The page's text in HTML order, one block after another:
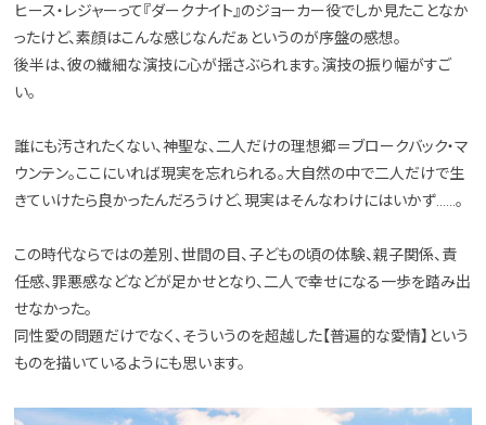
ヒース・レジャーって『ダークナイト』のジョーカー役でしか見たことなか
ったけど、素顔はこんな感じなんだぁというのが序盤の感想。
後半は、彼の繊細な演技に心が揺さぶられます。演技の振り幅がすご
い。
誰にも汚されたくない、神聖な、二人だけの理想郷＝ブロークバック・マ
ウンテン。ここにいれば現実を忘れられる。大自然の中で二人だけで生
きていけたら良かったんだろうけど、現実はそんなわけにはいかず……。
この時代ならではの差別、世間の目、子どもの頃の体験、親子関係、責
任感、罪悪感などなどが足かせとなり、二人で幸せになる一歩を踏み出
せなかった。
同性愛の問題だけでなく、そういうのを超越した【普遍的な愛情】という
ものを描いているようにも思います。